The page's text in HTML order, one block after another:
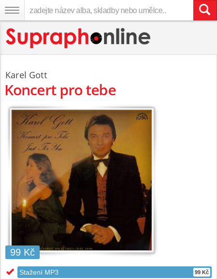
Karel Gott
Koncert pro tebe
99 Kč
Stažení MP3 99 Kč